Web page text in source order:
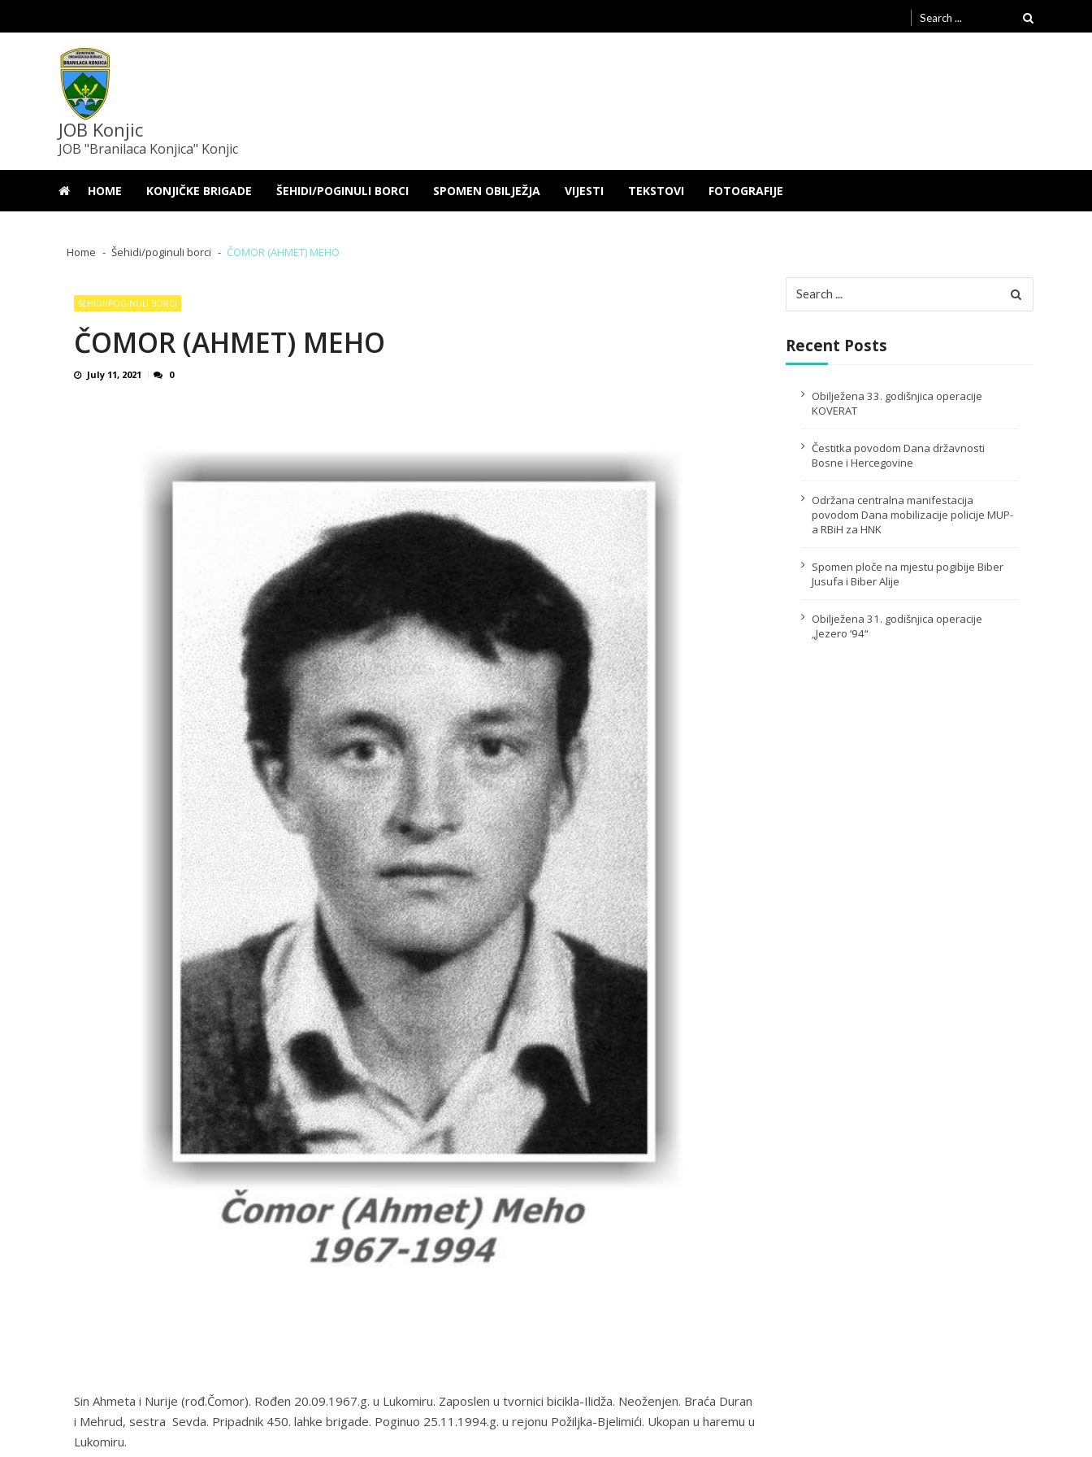
Search
for:
JOB Konjic
JOB "Branilaca Konjica" Konjic
HOME KONJIČKE BRIGADE ŠEHIDI/POGINULI BORCI SPOMEN OBILJEŽJA VIJESTI TEKSTOVI FOTOGRAFIJE
Home Šehidi/poginuli borci ČOMOR (AHMET) MEHO
ŠEHIDI/POGINULI BORCI
ČOMOR (AHMET) MEHO
July 11, 2021 0
Sin Ahmeta i Nurije (rođ.Čomor). Rođen 20.09.1967.g. u Lukomiru. Zaposlen u tvornici bicikla-Ilidža. Neoženjen. Braća Duran
i Mehrud, sestra Sevda. Pripadnik 450. lahke brigade. Poginuo 25.11.1994.g. u rejonu Požiljka-Bjelimići. Ukopan u haremu u
Lukomiru.
for:
Recent Posts
Obilježena 33. godišnjica operacije
KOVERAT
Čestitka povodom Dana državnosti
Bosne i Hercegovine
Održana centralna manifestacija
povodom Dana mobilizacije policije MUP-
a RBiH za HNK
Spomen ploče na mjestu pogibije Biber
Jusufa i Biber Alije
Obilježena 31. godišnjica operacije
„Jezero ‘94“